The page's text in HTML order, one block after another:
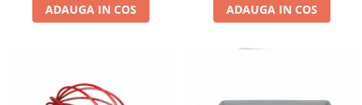
ADAUGA IN COS ADAUGA IN COS